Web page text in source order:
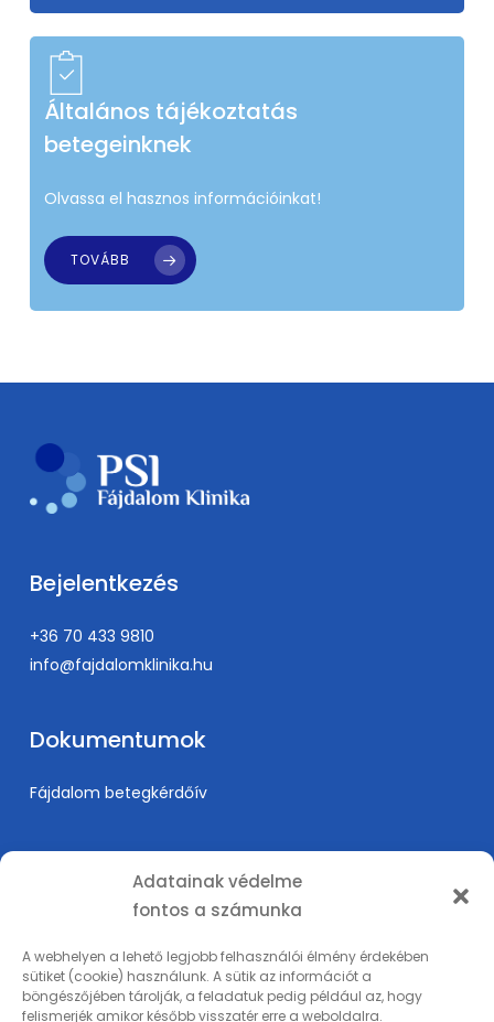
Adatainak védelme
fontos a számunka
A webhelyen a lehető legjobb felhasználói élmény érdekében
sütiket (cookie) használunk. A sütik az információt a
böngészőjében tárolják, a feladatuk pedig például az, hogy
felismerjék amikor később visszatér erre a weboldalra.
Általános tájékoztatás
betegeinknek
Olvassa el hasznos információinkat!
TOVÁBB
Bejelentkezés
+36 70 433 9810
info@fajdalomklinika.hu
Dokumentumok
Fájdalom betegkérdőív
Információk
Karrier
Orvosképzés
Adatkezelési tájékoztató